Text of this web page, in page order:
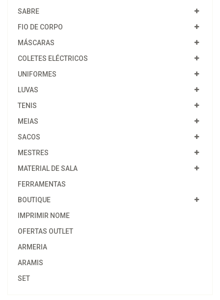
SABRE
FIO DE CORPO
MÁSCARAS
COLETES ELÉCTRICOS
UNIFORMES
LUVAS
TENIS
MEIAS
SACOS
MESTRES
MATERIAL DE SALA
FERRAMENTAS
BOUTIQUE
IMPRIMIR NOME
OFERTAS OUTLET
ARMERIA
ARAMIS
SET